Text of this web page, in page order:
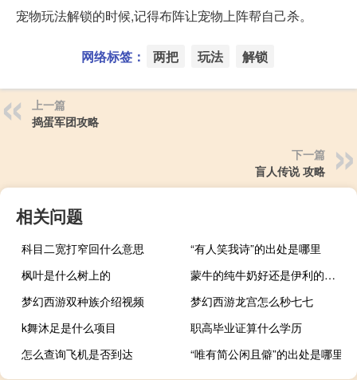
宠物玩法解锁的时候,记得布阵让宠物上阵帮自己杀。
网络标签： 两把 玩法 解锁
上一篇
捣蛋军团攻略
下一篇
盲人传说 攻略
相关问题
科目二宽打窄回什么意思
“有人笑我诗”的出处是哪里
枫叶是什么树上的
蒙牛的纯牛奶好还是伊利的纯牛奶好
梦幻西游双种族介绍视频
梦幻西游龙宫怎么秒七七
k舞沐足是什么项目
职高毕业证算什么学历
怎么查询飞机是否到达
“唯有简公闲且僻”的出处是哪里